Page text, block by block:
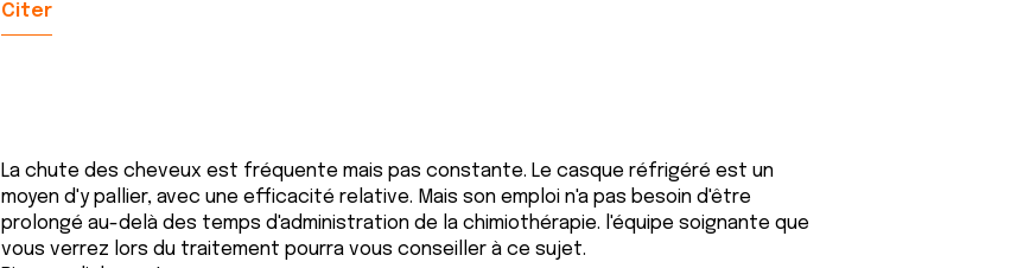
Citer
La chute des cheveux est fréquente mais pas constante. Le casque réfrigéré est un
moyen d'y pallier, avec une efficacité relative. Mais son emploi n'a pas besoin d'être
prolongé au-delà des temps d'administration de la chimiothérapie. l'équipe soignante que
vous verrez lors du traitement pourra vous conseiller à ce sujet.